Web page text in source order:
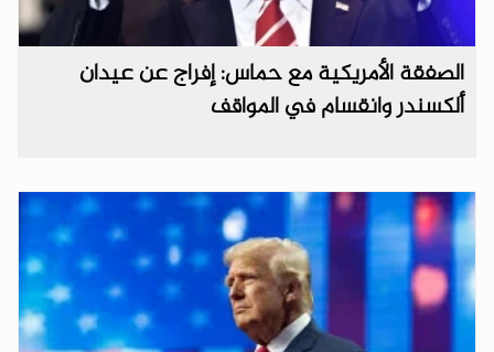
الصفقة الأمريكية مع حماس: إفراج عن عيدان
ألكسندر وانقسام في المواقف